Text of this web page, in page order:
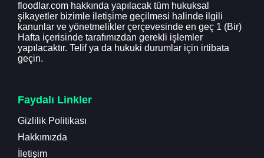
floodlar.com hakkında yapılacak tüm hukuksal
şikayetler bizimle iletişime geçilmesi halinde ilgili
kanunlar ve yönetmelikler çerçevesinde en geç 1 (Bir)
Hafta içerisinde tarafımızdan gerekli işlemler
yapılacaktır. Telif ya da hukuki durumlar için irtibata
geçin.
Faydalı Linkler
Gizlilik Politikası
Hakkımızda
İletişim